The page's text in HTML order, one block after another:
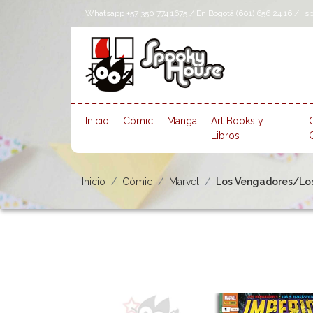
Whatsapp +57 350 774 1675 / En Bogotá (601) 656 24 16 /
Inicio Cómic Manga
Art Books y
Libros
Inicio Cómic Marvel Los Vengadores/